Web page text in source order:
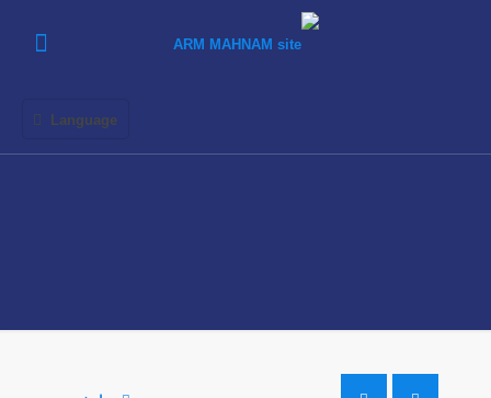
Language